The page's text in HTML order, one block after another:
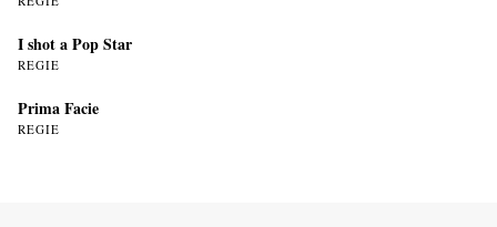
I shot a Pop Star
REGIE
Prima Facie
REGIE